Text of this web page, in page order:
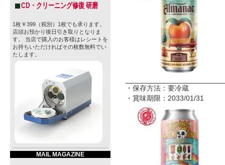
CD・クリーニング修復 研磨
1枚￥399（税別）1枚でも承ります。
店頭お預かり後日引き取りとなりま
す。 当店で購入のお客様はレシートを
お持ちいただければその枚数無料でい
たします。
MAIL MAGAZINE
・保存方法：要冷蔵
・賞味期限：2033/01/31